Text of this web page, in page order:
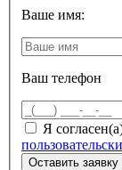
Ваше имя:
Ваш телефон
Я